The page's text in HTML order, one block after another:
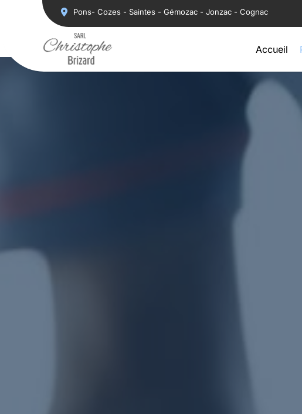
Pons- Cozes - Saintes - Gémozac - Jonzac - Cognac
Accueil